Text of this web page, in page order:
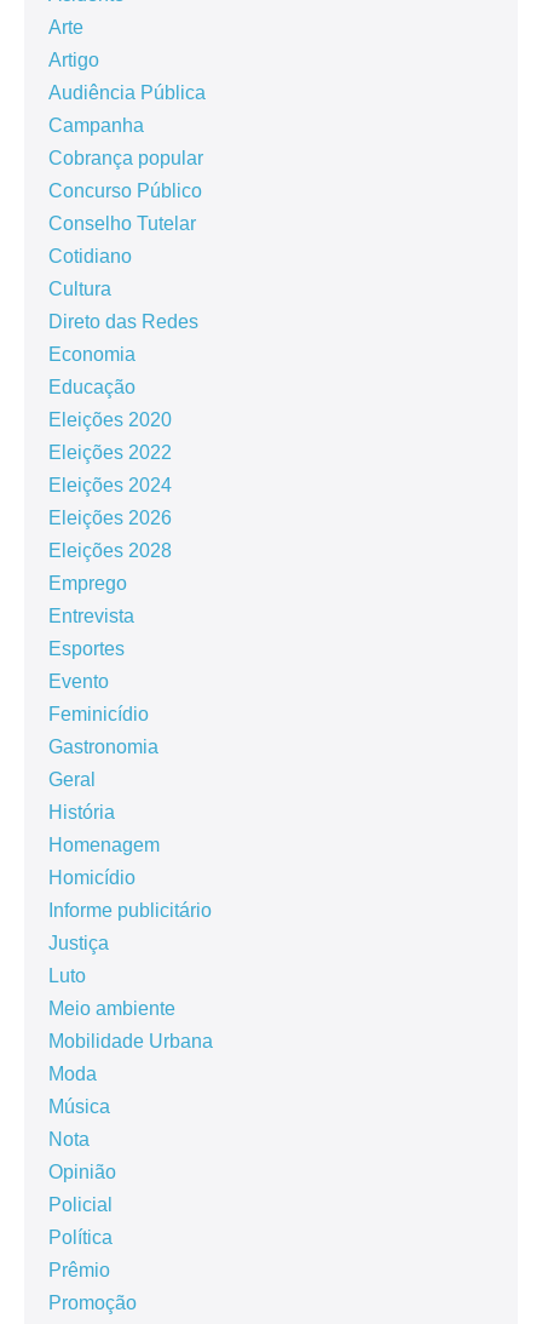
Arte
Artigo
Audiência Pública
Campanha
Cobrança popular
Concurso Público
Conselho Tutelar
Cotidiano
Cultura
Direto das Redes
Economia
Educação
Eleições 2020
Eleições 2022
Eleições 2024
Eleições 2026
Eleições 2028
Emprego
Entrevista
Esportes
Evento
Feminicídio
Gastronomia
Geral
História
Homenagem
Homicídio
Informe publicitário
Justiça
Luto
Meio ambiente
Mobilidade Urbana
Moda
Música
Nota
Opinião
Policial
Política
Prêmio
Promoção